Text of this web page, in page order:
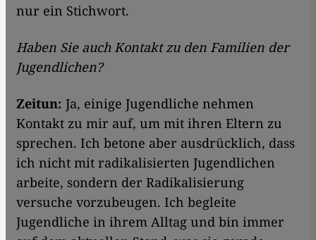
nur ein Stichwort.
Haben Sie auch Kontakt zu den Familien der
Jugendlichen?
Zeitun: Ja, einige Jugendliche nehmen
Kontakt zu mir auf, um mit ihren Eltern zu
sprechen. Ich betone aber ausdrücklich, dass
ich nicht mit radikalisierten Jugendlichen
arbeite, sondern der Radikalisierung
versuche vorzubeugen. Ich begleite
Jugendliche in ihrem Alltag und bin immer